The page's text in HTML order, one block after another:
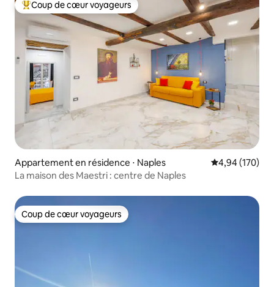
Coups de cœur voyageurs les plus appréciés
Coup de cœur voyageurs
Appartement en résidence ⋅ Naples Évaluation
4,94 (170)
La maison des Maestri : centre de Naples
Coup de cœur voyageurs
Coup de cœur voyageurs